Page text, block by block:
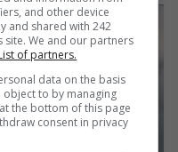
and other device
and shared with 242
site. We and our partners
of partners.
data on the basis
object to by managing
the bottom of this page
consent in privacy